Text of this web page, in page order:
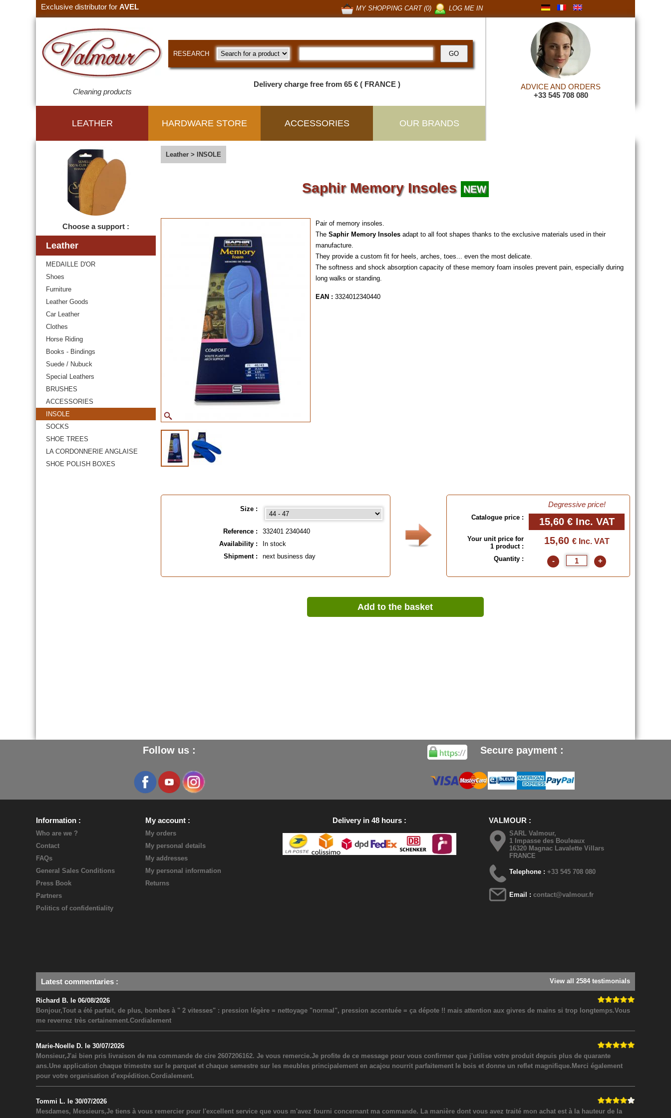
Exclusive distributor for AVEL LOG ME IN
MY SHOPPING CART (0)
Cleaning products
RESEARCH
Delivery charge free from 65 € ( FRANCE )
ADVICE AND ORDERS
+33 545 708 080
LEATHER HARDWARE STORE ACCESSORIES OUR BRANDS
Choose a support :
Leather
MEDAILLE D'OR
Shoes
Furniture
Leather Goods
Car Leather
Clothes
Horse Riding
Books - Bindings
Suede / Nubuck
Special Leathers
BRUSHES
ACCESSORIES
INSOLE
SOCKS
SHOE TREES
LA CORDONNERIE ANGLAISE
SHOE POLISH BOXES
Leather > INSOLE
Saphir Memory Insoles NEW
Pair of memory insoles.
The Saphir Memory Insoles adapt to all foot shapes thanks to the exclusive materials used in their
manufacture.
They provide a custom fit for heels, arches, toes... even the most delicate.
The softness and shock absorption capacity of these memory foam insoles prevent pain, especially during
long walks or standing.
EAN : 3324012340440
Size :
Reference :
332401 2340440
Availability :
In stock
Shipment :
next business day
Degressive price!
Catalogue price : 15,60 € Inc. VAT
Your unit price for
1 product :
15,60 € Inc. VAT
Quantity : - +
Add to the basket
Follow us : Secure payment :
Information
Who are we ?
Contact
FAQs
General Sales Conditions
Press Book
Partners
Politics of confidentiality
My account
My orders
My personal details
My addresses
My personal information
Returns
Delivery in 48 hours VALMOUR
SARL Valmour,
1 Impasse des Bouleaux
16320 Magnac Lavalette Villars
FRANCE
Telephone :+33 545 708 080
Email :contact@valmour.fr
Latest commentaries : View all 2584 testimonials
Richard B. le 06/08/2026
Bonjour,Tout a été parfait, de plus, bombes à " 2 vitesses" : pression légère = nettoyage "normal", pression accentuée = ça dépote !! mais attention aux givres de mains si trop longtemps.Vous
me reverrez très certainement.Cordialement
Marie-Noelle D. le 30/07/2026
Monsieur,J'ai bien pris livraison de ma commande de cire 2607206162. Je vous remercie.Je profite de ce message pour vous confirmer que j'utilise votre produit depuis plus de quarante
ans.Une application chaque trimestre sur le parquet et chaque semestre sur les meubles principalement en acajou nourrit parfaitement le bois et donne un reflet magnifique.Merci également
pour votre organisation d'expédition.Cordialement.
Tommi L. le 30/07/2026
Mesdames, Messieurs,Je tiens à vous remercier pour l'excellent service que vous m'avez fourni concernant ma commande. La manière dont vous avez traité mon achat est à la hauteur de la